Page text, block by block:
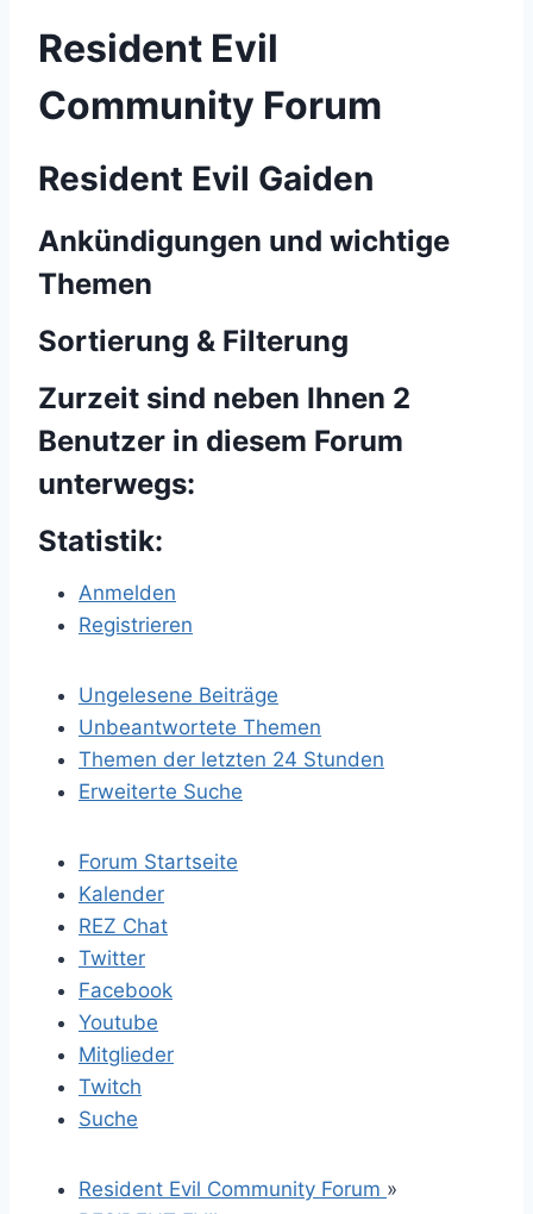
Resident Evil
Community Forum
Resident Evil Gaiden
Ankündigungen und wichtige
Themen
Sortierung & Filterung
Zurzeit sind neben Ihnen 2
Benutzer in diesem Forum
unterwegs:
Statistik:
Anmelden
Registrieren
Ungelesene Beiträge
Unbeantwortete Themen
Themen der letzten 24 Stunden
Erweiterte Suche
Forum Startseite
Kalender
REZ Chat
Twitter
Facebook
Youtube
Mitglieder
Twitch
Suche
Resident Evil Community Forum »